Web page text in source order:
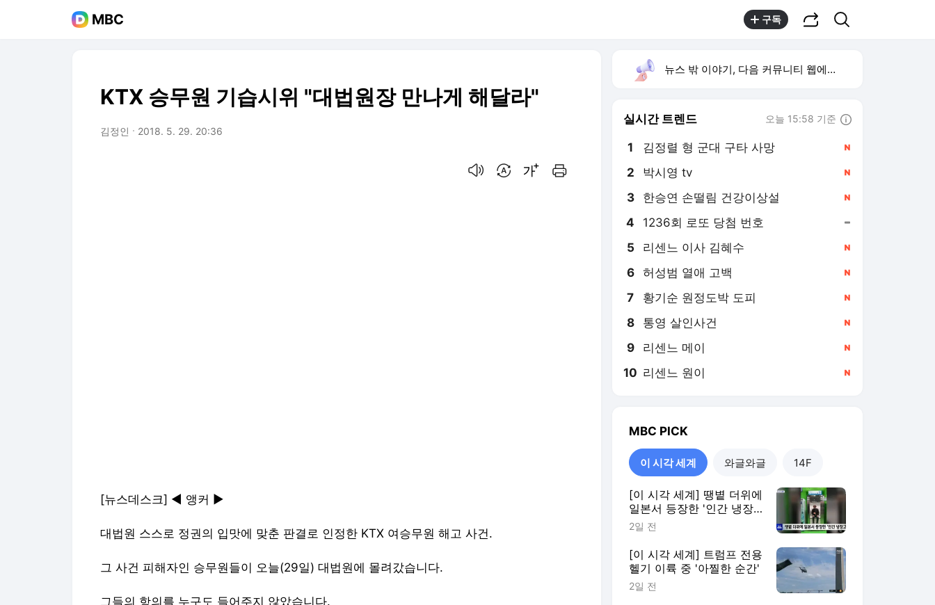
MBC 구독
KTX 승무원 기습시위 "대법원장 만나게 해달라"
김정인 2018. 5. 29. 20:36
[뉴스데스크] ◀ 앵커 ▶
대법원 스스로 정권의 입맛에 맞춘 판결로 인정한 KTX 여승무원 해고 사건.
그 사건 피해자인 승무원들이 오늘(29일) 대법원에 몰려갔습니다.
그들의 항의를 누구도 들어주지 않았습니다.
뉴스 밖 이야기, 다음 커뮤니티 웹에서 보기
실시간 트렌드 오늘 15:58 기준
1 김정렬 형 군대 구타 사망
2 박시영 tv
3 한승연 손떨림 건강이상설
4 1236회 로또 당첨 번호
5 리센느 이사 김혜수
6 허성범 열애 고백
7 황기순 원정도박 도피
8 통영 살인사건
9 리센느 메이
10 리센느 원이
MBC PICK
이 시각 세계 와글와글 14F
[이 시각 세계] 땡볕 더위에
일본서 등장한 '인간 냉장
고'
2일 전
[이 시각 세계] 트럼프 전용
헬기 이륙 중 '아찔한 순간'
2일 전